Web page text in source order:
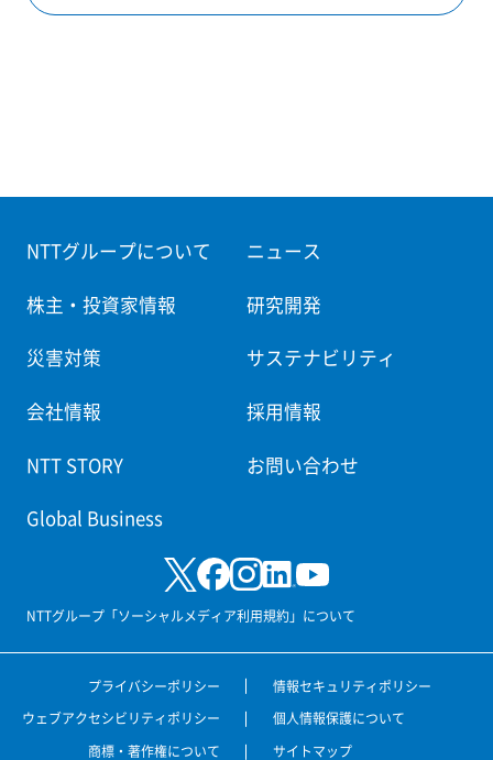
NTTグループについて ニュース
株主・投資家情報 研究開発
災害対策 サステナビリティ
会社情報 採用情報
NTT STORY お問い合わせ
Global Business
NTTグループ「ソーシャルメディア利用規約」について
プライバシーポリシー
情報セキュリティポリシー
ウェブアクセシビリティポリシー
個人情報保護について
商標・著作権について
サイトマップ